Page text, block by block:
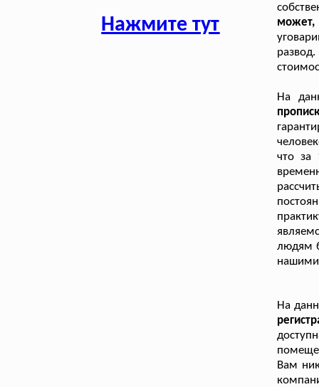
Нажмите тут
может,
На
что за
людям
нашими
На
Вам